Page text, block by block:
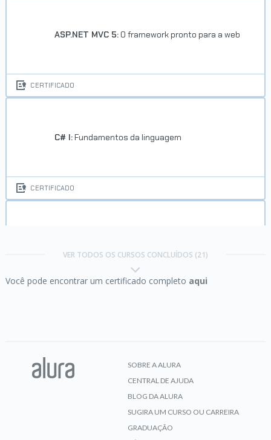
ASP.NET MVC 5: O framework pronto para a web
CERTIFICADO
C# I: Fundamentos da linguagem
CERTIFICADO
VER TODOS OS CURSOS CONCLUÍDOS (21)
Você pode encontrar um certificado completo aqui
SOBRE A ALURA
CENTRAL DE AJUDA
BLOG DA ALURA
SUGIRA UM CURSO OU CARREIRA
GRADUAÇÃO